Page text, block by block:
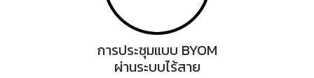
การประชุมแบบ BYOM
ผ่านระบบไร้สาย